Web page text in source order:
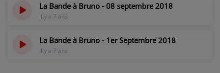
La Bande à Bruno - 08 septembre 2018
il y a 7 ans
La Bande à Bruno - 1er Septembre 2018
il y a 7 ans